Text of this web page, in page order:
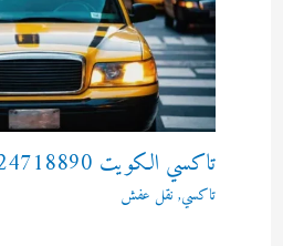
تاكسي الكويت 24718890
تاكسي, نقل عفش